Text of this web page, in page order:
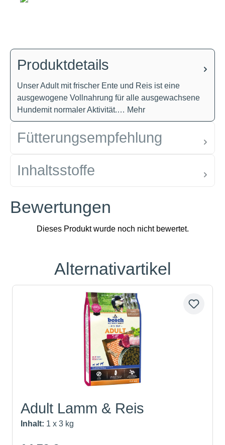
Produktdetails
Unser Adult mit frischer Ente und Reis ist eine
ausgewogene Vollnahrung für alle ausgewachsene
Hundemit normaler Aktivität.… Mehr
Fütterungsempfehlung
Inhaltsstoffe
Bewertungen
Produktgalerie überspringen
Alternativartikel
Adult Lamm & Reis
Inhalt: 1 x 3 kg